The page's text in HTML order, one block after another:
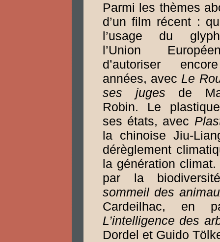
Parmi les thèmes
d’un film récent :
l’usage du
l’Union
d’autoriser
années, avec Le
ses juges de
Robin. Le
ses états, avec
la chinoise Jiu-
dérèglement
la génération
par la
sommeil des
Cardeilhac, en
L’intelligence des
Dordel et Guido